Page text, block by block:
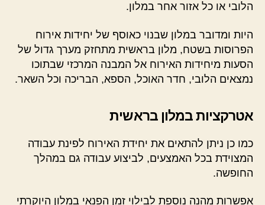
הלובי או כל אזור אחר במלון.
היות ומדובר במלון שבנוי כאוסף של יחידות אירוח
הפרוסות בשטח, מלון בראשית מתחזק מערך גדול של
הסעות מיחידות האירוח אל המבנה המרכזי שבתוכו
נמצאים הלובי, חדר האוכל, הספא, הבריכה וכל השאר.
אטרקציות במלון בראשית
כמו כן ניתן להתאים את יחידת האירוח לפינת עבודה
המצוידת בכל האמצעים, לביצוע עבודה גם במהלך
החופשה.
אפשרות מהנה נוספת לבילוי זמן הפנאי במלון היוקרתי